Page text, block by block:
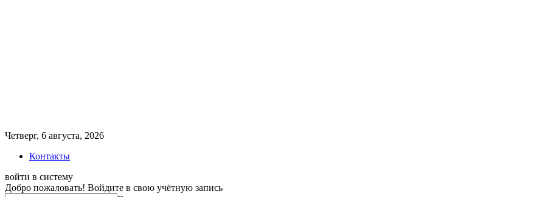
Четверг, 6 августа, 2026
Контакты
войти в систему
Добро пожаловать! Войдите в свою учётную запись